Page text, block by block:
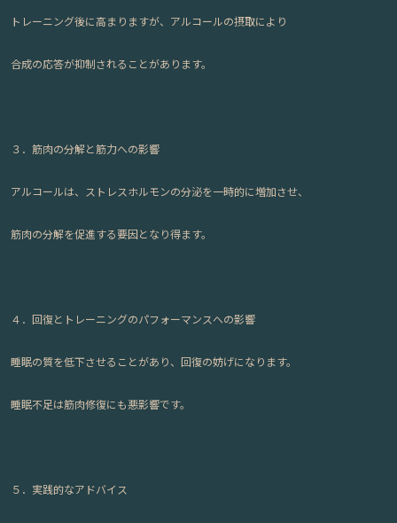
トレーニング後に高まりますが、アルコールの摂取により
合成の応答が抑制されることがあります。
３．筋肉の分解と筋力への影響
アルコールは、ストレスホルモンの分泌を一時的に増加させ、
筋肉の分解を促進する要因となり得ます。
４．回復とトレーニングのパフォーマンスへの影響
睡眠の質を低下させることがあり、回復の妨げになります。
睡眠不足は筋肉修復にも悪影響です。
５．実践的なアドバイス